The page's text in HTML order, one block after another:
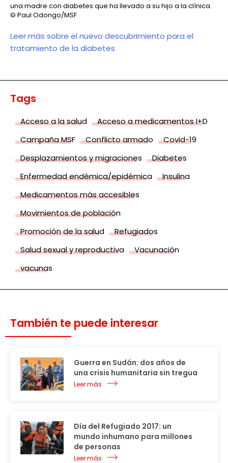
una madre con diabetes que ha llevado a su hijo a la clínica.
© Paul Odongo/MSF
Leer más sobre el nuevo descubrimiento para el
tratamiento de la diabetes
Tags
Acceso a la salud
Acceso a medicamentos I+D
Campaña MSF
Conflicto armado
Covid-19
Desplazamientos y migraciones
Diabetes
Enfermedad endémica/epidémica
Insulina
Medicamentos más accesibles
Movimientos de población
Promoción de la salud
Refugiados
Salud sexual y reproductiva
Vacunación
vacunas
También te puede interesar
Guerra en Sudán: dos años de
una crisis humanitaria sin tregua
Leer más
Día del Refugiado 2017: un
mundo inhumano para millones
de personas
Leer más